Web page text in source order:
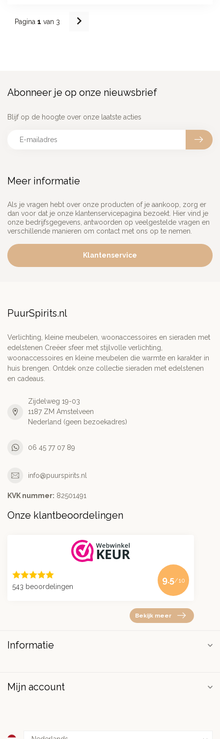
Pagina 1 van 3
Meer informatie
Als je vragen hebt over onze producten of je aankoop, zorg er
dan voor dat je onze klantenservicepagina bezoekt. Hier vind je
onze bedrijfsgegevens, antwoorden op veelgestelde vragen en
verschillende manieren om contact met ons op te nemen.
Klantenservice
Abonneer je op onze nieuwsbrief
Blijf op de hoogte over onze laatste acties
PuurSpirits.nl
Verlichting, kleine meubelen, woonaccessoires en sieraden met
edelstenen Creëer sfeer met stijlvolle verlichting,
woonaccessoires en kleine meubelen die warmte en karakter in
huis brengen. Ontdek onze collectie sieraden met edelstenen
en cadeaus.
Zijdelweg 19-03
1187 ZM Amstelveen
Nederland (geen bezoekadres)
06 45 77 07 89
info@puurspirits.nl
KVK nummer: 82501491
Onze klantbeoordelingen
543 beoordelingen
9.5/10
Bekijk meer
Informatie
Mijn account